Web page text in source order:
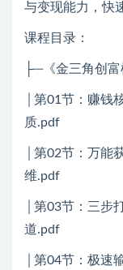
与变现能力，快
课程目录：
├─《金三角创
│第01节：赚钱
质.pdf
│第02节：万能
维.pdf
│第03节：三步
道.pdf
│第04节：极速